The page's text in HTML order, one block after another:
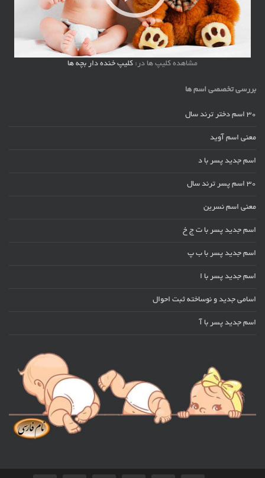
مشاهده کلیپ ها در: کلیپ خنده دار بچه ها
بررسی تخصصی اسم ها
30 اسم دختر ترند سال
معنی اسم آوید
اسم جدید پسر با د
30 اسم پسر ترند سال
معنی اسم نسرین
اسم جدید پسر با ت ج خ
اسم جدید پسر با ب پ
اسم جدید پسر با ا
اسامی جدید و نوساخته ثبت احوال
اسم جدید پسر با آ